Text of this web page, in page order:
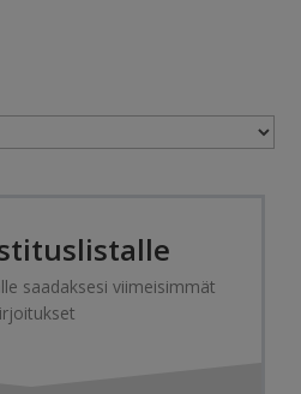
saadaksesi viimeisimmät